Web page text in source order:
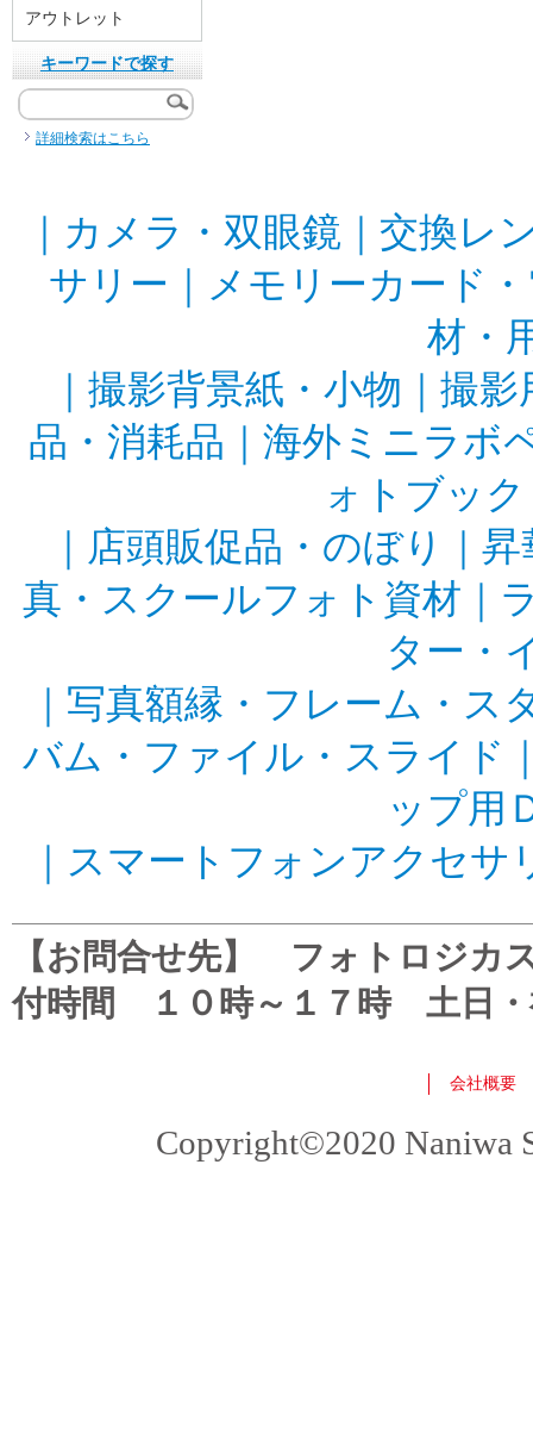
アウトレット
キーワードで探す
詳細検索はこちら
カメラ・双眼鏡
交換レ
サリー
メモリーカード
材・
撮影背景紙・小物
撮影
品・消耗品
海外ミニラボ
ォトブッ
店頭販促品・のぼり
昇
真・スクールフォト資材
ター・
写真額縁・フレーム・ス
バム・ファイル・スライド
ップ用
スマートフォンアクセサ
【お問合せ先】 フォトロジ
付時間 １０時～１７時 土日・
会社概要
Copyright©2020 Naniwa